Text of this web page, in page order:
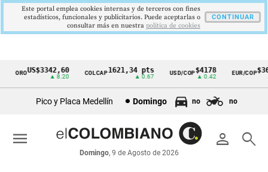
Cintillo
económicos
Colombia
OROUS$3342,60
▲ 8.20
COLCAP1621,34 pts
▲ 0.67
USD/COP$4178
▲ 0.42
EUR/COP
Pico y Placa Medellín Domingo no no
person search
Domingo, 9 de Agosto de 2026
menu
Este portal emplea cookies internas y de terceros con fines
estadísticos, funcionales y publicitarios. Puede aceptarlas o
consultar más en nuestra politica de cookies
CONTINUAR